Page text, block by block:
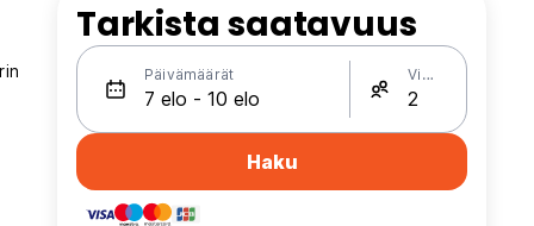
Tarkista saatavuus
Päivämäärät Vieraat
Haku